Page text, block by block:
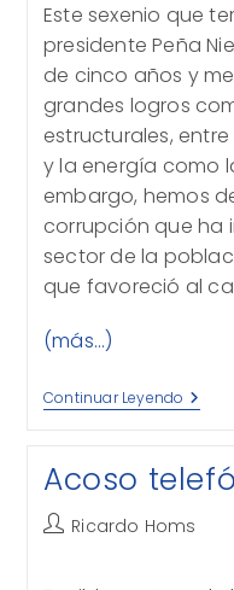
entrada:
Este sexenio que
presidente Peña
de cinco años y
grandes logros
estructurales,
y la energía como
embargo, hemos
corrupción que ha
sector de la
que favoreció al
(más…)
Continuar Leyendo Lo
Que
Acoso
AutorRicardo Homs